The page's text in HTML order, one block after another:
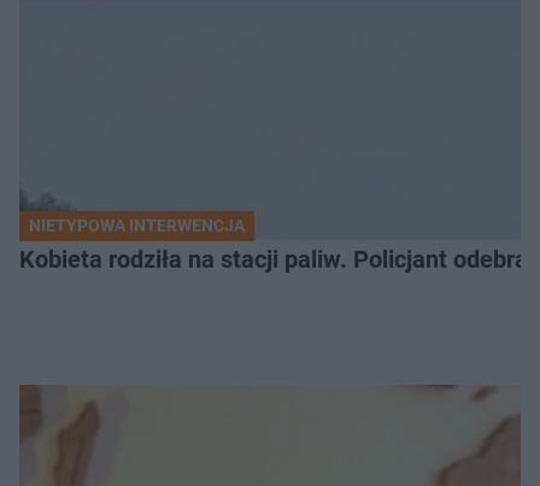
NIETYPOWA INTERWENCJA
Kobieta rodziła na stacji paliw. Policjant